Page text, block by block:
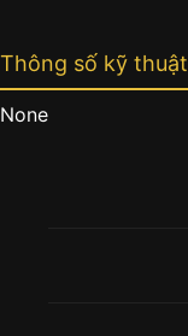
Thông số kỹ thuật
None